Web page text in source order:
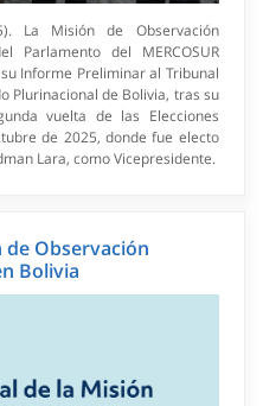
La Misión de Observación
Parlamento del MERCOSUR
Informe Preliminar al Tribunal
Plurinacional de Bolivia, tras su
vuelta de las Elecciones
de 2025, donde fue electo
Lara, como Vicepresidente.
de Observación
Bolivia